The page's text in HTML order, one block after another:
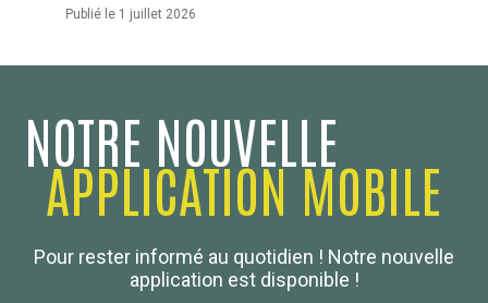
Publié le 1 juillet 2026
NOTRE NOUVELLE
APPLICATION MOBILE
Pour rester informé au quotidien ! Notre nouvelle
application est disponible !
Boulanger de France